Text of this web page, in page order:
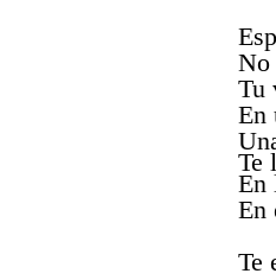
No
Tu
En
Te
En
En
Te